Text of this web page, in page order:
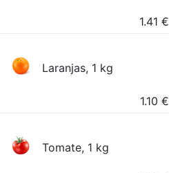
1.41 €
Laranjas, 1 kg
1.10 €
Tomate, 1 kg